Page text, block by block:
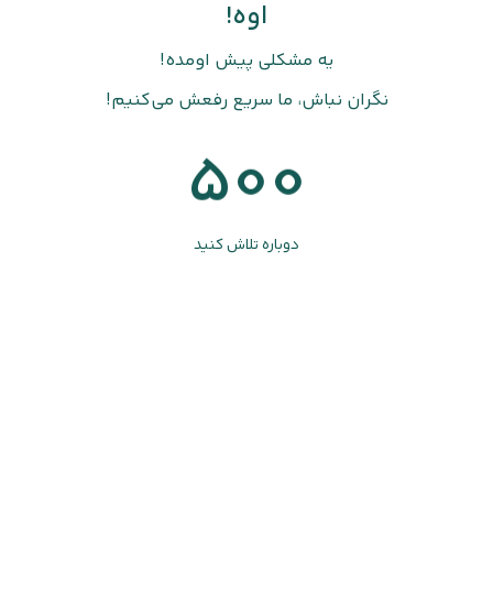
اوه!
یه مشکلی پیش اومده!
نگران نباش، ما سریع رفعش می‌کنیم!
500
دوباره تلاش کنید